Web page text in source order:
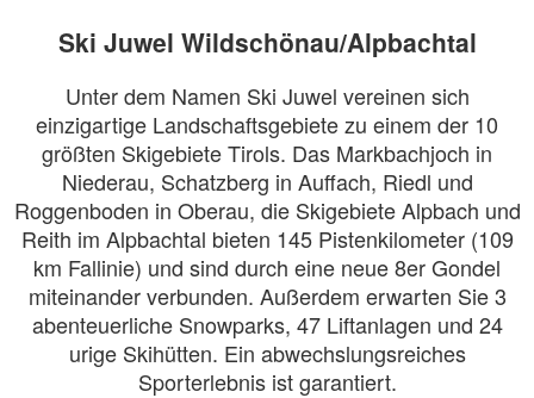
Ski Juwel Wildschönau/Alpbachtal
Unter dem Namen Ski Juwel vereinen sich
einzigartige Landschaftsgebiete zu einem der 10
größten Skigebiete Tirols. Das Markbachjoch in
Niederau, Schatzberg in Auffach, Riedl und
Roggenboden in Oberau, die Skigebiete Alpbach und
Reith im Alpbachtal bieten 145 Pistenkilometer (109
km Fallinie) und sind durch eine neue 8er Gondel
miteinander verbunden. Außerdem erwarten Sie 3
abenteuerliche Snowparks, 47 Liftanlagen und 24
urige Skihütten. Ein abwechslungsreiches
Sporterlebnis ist garantiert.